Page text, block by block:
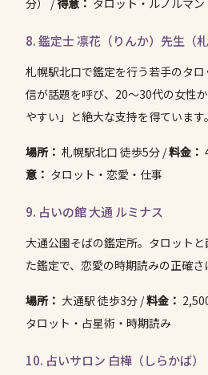
分） /得意： タロット・ルノルマン
8. 鑑定士 凛花（りんか）先生（
札幌駅北口で鑑定を行う若手のタ
信が話題を呼び、20〜30代の女性
やすい」と絶大な支持を得ています。
場所： 札幌駅北口 徒歩5分 /料金：
意： タロット・恋愛・仕事
9. 占いの館 大通 ルミナス
大通公園そばの鑑定所。タロット
た鑑定で、恋愛の時期読みの正確さ
場所： 大通駅 徒歩3分 /料金：
タロット・占星術・時期読み
10. 占いサロン 白樺（しらかば）